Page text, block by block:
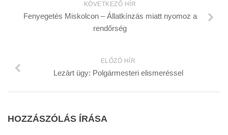
KÖVETKEZŐ HÍR
Fenyegetés Miskolcon – Állatkínzás miatt nyomoz a
rendőrség
ELŐZŐ HÍR
Lezárt ügy: Polgármesteri elismeréssel
HOZZÁSZÓLÁS ÍRÁSA